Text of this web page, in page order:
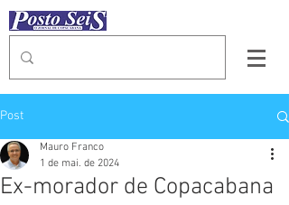
Post
Ex-morador de Copacabana
Mauro Franco
1 de mai. de 2024